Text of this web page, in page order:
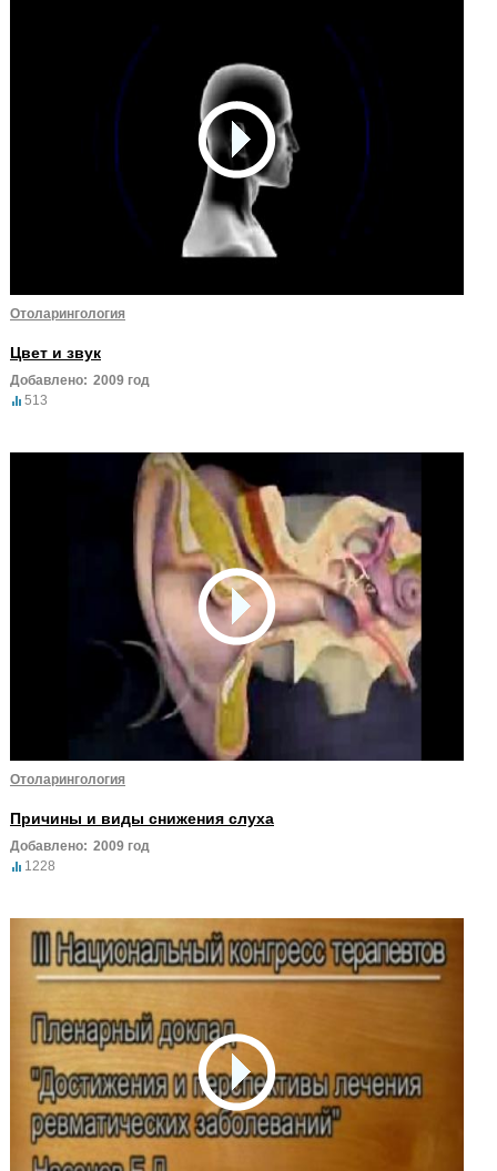
Отоларингология
Цвет и звук
Добавлено: 2009 год
513
Отоларингология
Причины и виды снижения слуха
Добавлено: 2009 год
1228